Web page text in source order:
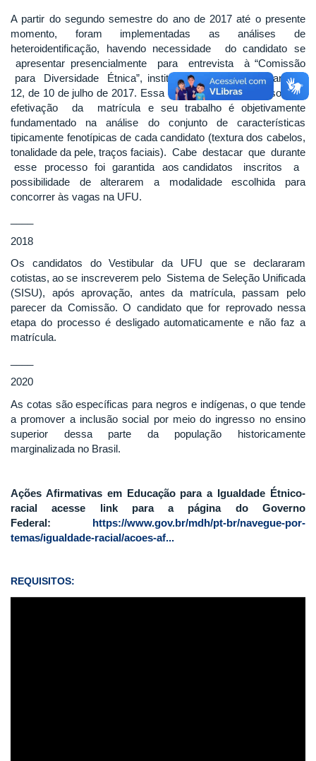
A partir do segundo semestre do ano de 2017 até o presente
momento, foram implementadas as análises de
heteroidentificação, havendo necessidade do candidato se
apresentar presencialmente para entrevista à “Comissão
para Diversidade Étnica”, instituída por meio da Portaria Nº
12, de 10 de julho de 2017. Essa comissão deliberaria sobre a
efetivação da matrícula e seu trabalho é objetivamente
fundamentado na análise do conjunto de características
tipicamente fenotípicas de cada candidato (textura dos cabelos,
tonalidade da pele, traços faciais). Cabe destacar que durante
esse processo foi garantida aos candidatos inscritos a
possibilidade de alterarem a modalidade escolhida para
concorrer às vagas na UFU.
2018
Os candidatos do Vestibular da UFU que se declararam
cotistas, ao se inscreverem pelo Sistema de Seleção Unificada
(SISU), após aprovação, antes da matrícula, passam pelo
parecer da Comissão. O candidato que for reprovado nessa
etapa do processo é desligado automaticamente e não faz a
matrícula.
2020
As cotas são específicas para negros e indígenas, o que tende
a promover a inclusão social por meio do ingresso no ensino
superior dessa parte da população historicamente
marginalizada no Brasil.
Ações Afirmativas em Educação para a Igualdade Étnico-
racial acesse link para a página do Governo
Federal: https://www.gov.br/mdh/pt-br/navegue-por-
temas/igualdade-racial/acoes-af...
REQUISITOS: